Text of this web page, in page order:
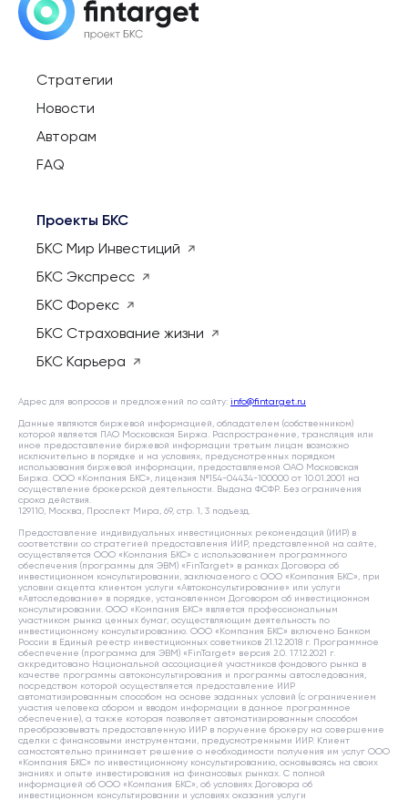
Стратегии
Новости
Авторам
FAQ
Проекты БКС
БКС Мир Инвестиций
БКС Экспресс
БКС Форекс
БКС Страхование жизни
БКС Карьера
Адрес для вопросов и предложений по сайту: info@fintarget.ru
Данные являются биржевой информацией, обладателем (собственником)
которой является ПАО Московская Биржа. Распространение, трансляция или
иное предоставление биржевой информации третьим лицам возможно
исключительно в порядке и на условиях, предусмотренных порядком
использования биржевой информации, предоставляемой ОАО Московская
Биржа. ООО «Компания БКС», лицензия №154-04434-100000 от 10.01.2001 на
осуществление брокерской деятельности. Выдана ФСФР. Без ограничения
срока действия.
129110, Москва, Проспект Мира, 69, стр. 1, 3 подъезд.
Предоставление индивидуальных инвестиционных рекомендаций (ИИР) в
соответствии со стратегией предоставления ИИР, представленной на сайте,
осуществляется ООО «Компания БКС» с использованием программного
обеспечения (программы для ЭВМ) «FinTarget» в рамках Договора об
инвестиционном консультировании, заключаемого с ООО «Компания БКС», при
условии акцепта клиентом услуги «Автоконсультирование» или услуги
«Автоследование» в порядке, установленном Договором об инвестиционном
консультировании. ООО «Компания БКС» является профессиональным
участником рынка ценных бумаг, осуществляющим деятельность по
инвестиционному консультированию. ООО «Компания БКС» включено Банком
России в Единый реестр инвестиционных советников 21.12.2018 г. Программное
обеспечение (программа для ЭВМ) «FinTarget» версия 2.0. 17.12.2021 г.
аккредитовано Национальной ассоциацией участников фондового рынка в
качестве программы автоконсультирования и программы автоследования,
посредством которой осуществляется предоставление ИИР
автоматизированным способом на основе заданных условий (с ограничением
участия человека сбором и вводом информации в данное программное
обеспечение), а также которая позволяет автоматизированным способом
преобразовывать предоставленную ИИР в поручение брокеру на совершение
сделки с финансовыми инструментами, предусмотренными ИИР. Клиент
самостоятельно принимает решение о необходимости получения им услуг ООО
«Компания БКС» по инвестиционному консультированию, основываясь на своих
знаниях и опыте инвестирования на финансовых рынках. С полной
информацией об ООО «Компания БКС», об условиях Договора об
инвестиционном консультировании и условиях оказания услуги